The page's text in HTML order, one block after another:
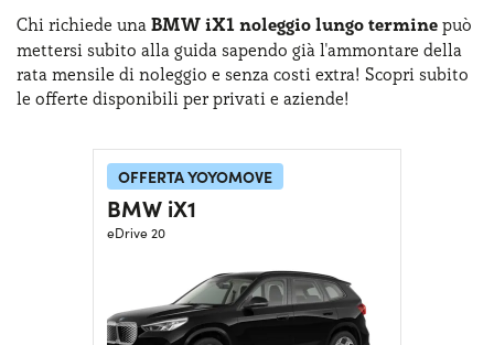
Aziende e P.IVA
CHI SIAMO
La nostra storia
COME FUNZIONA
PERCHÉ CONVIENE
Serve assistenza? 800595799
Chi richiede una BMW iX1 noleggio lungo termine può
mettersi subito alla guida sapendo già l'ammontare della
rata mensile di noleggio e senza costi extra! Scopri subito
le offerte disponibili per privati e aziende!
OFFERTA YOYOMOVE
BMW iX1
eDrive 20